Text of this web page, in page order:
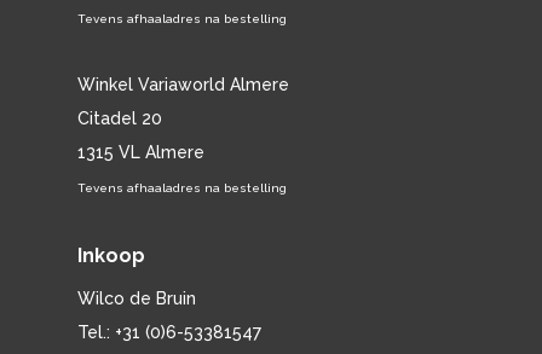
Tevens afhaaladres na bestelling
Winkel Variaworld Almere
Citadel 20
1315 VL Almere
Tevens afhaaladres na bestelling
Inkoop
Wilco de Bruin
Tel.: +31 (0)6-53381547